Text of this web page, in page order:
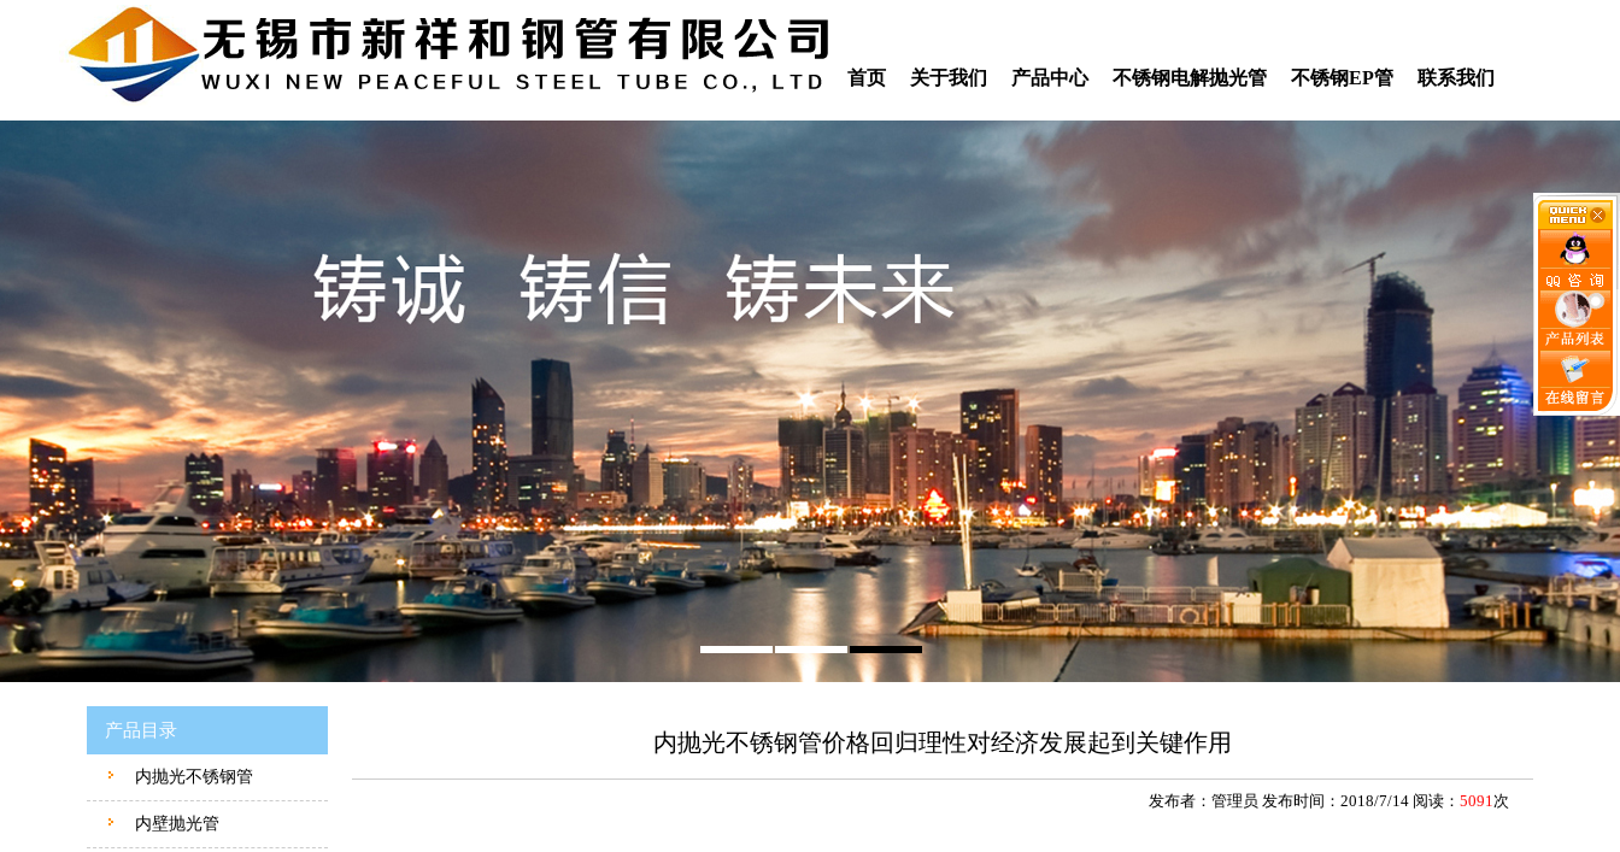
首页 关于我们 产品中心 不锈钢电解抛光管 不锈钢EP管 联系我们
产品目录
内抛光不锈钢管
内壁抛光管
内抛光不锈钢管价格回归理性对经济发展起到关键作用
发布者：管理员 发布时间：2018/7/14 阅读： 5091次